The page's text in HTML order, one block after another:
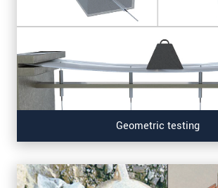
Geometric testing